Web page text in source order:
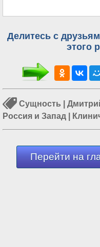
Делитесь с
этого
Сущность
Россия и Запад
России|Россия и США
Перейти на